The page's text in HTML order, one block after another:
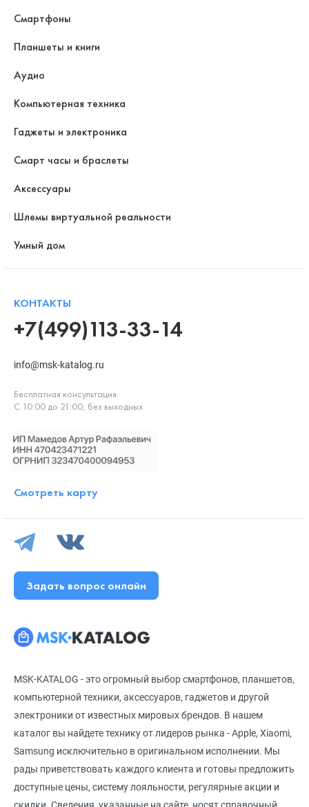
MSK-KATALOG - это огромный выбор смартфонов, планшетов,
компьютерной техники, аксессуаров, гаджетов и другой
электроники от известных мировых брендов. В нашем
каталог вы найдете технику от лидеров рынка - Apple, Xiaomi,
Samsung исключительно в оригинальном исполнении. Мы
рады приветствовать каждого клиента и готовы предложить
доступные цены, систему лояльности, регулярные акции и
Смартфоны
Планшеты и книги
Аудио
Компьютерная техника
Гаджеты и электроника
Смарт часы и браслеты
Аксессуары
Шлемы виртуальной реальности
Умный дом
КОНТАКТЫ
+7(499)113-33-14
info@msk-katalog.ru
Бесплатная консультация
С 10:00 до 21:00, без выходных
Смотреть карту
Задать вопрос онлайн